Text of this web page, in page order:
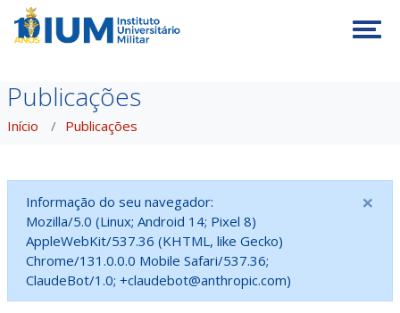
Publicações
Início Publicações
Informação do seu navegador:
Mozilla/5.0 (Linux; Android 14; Pixel 8)
AppleWebKit/537.36 (KHTML, like Gecko)
Chrome/131.0.0.0 Mobile Safari/537.36;
ClaudeBot/1.0; +claudebot@anthropic.com)
×